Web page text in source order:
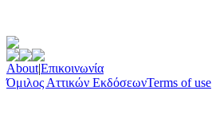
About|Επικοινωνία
Όμιλος Αττικών ΕκδόσεωνTerms of use